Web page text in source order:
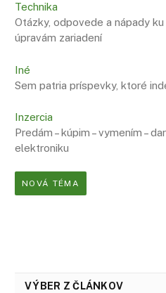
Technika
Otázky, odpovede a nápady
úpravám zariadení
Iné
Sem patria príspevky, ktoré
Inzercia
Predám – kúpim – vymením –
elektroniku
NOVÁ TÉMA
VÝBER Z ČLÁNKOV